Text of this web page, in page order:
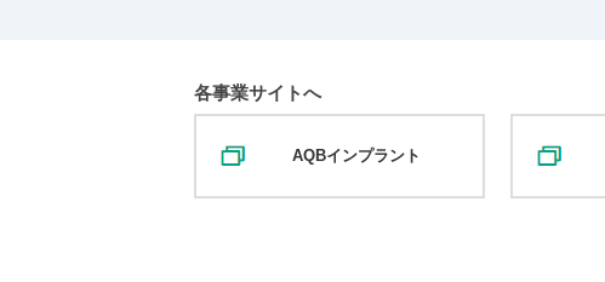
各事業サイトへ
AQBインプラント